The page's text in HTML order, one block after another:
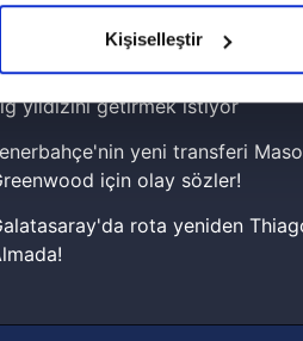
vermedikleri takdirde,
Sitemizde kendimize ve
işlenmekte olup gerekli olan
daha işlevsel kılınması
sınırlı olarak açık
panel vasıtasıyla
Kişiselleştir
Galatasaray, Osimhen'in yanına
yıldızını getirmek istiyor
yeni transferi
için olay sözler!
rota yeniden
rakibi belli oldu! Gornik